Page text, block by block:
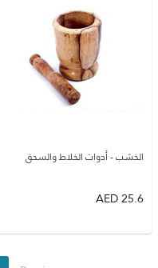
الخشب - أدوات الخلاط والسحق
25.6
AED